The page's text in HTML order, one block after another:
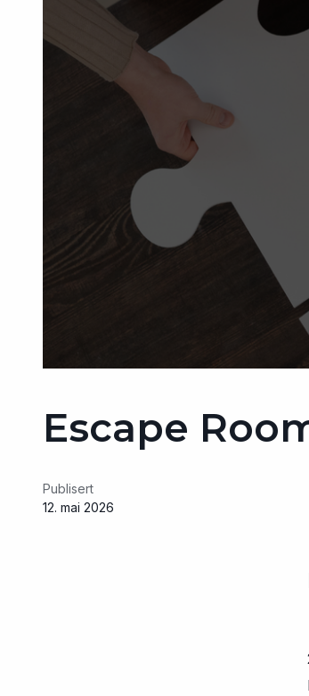
Escape
Publisert
12. mai 2026